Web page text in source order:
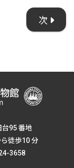
次
95 番地
徒歩10 分
3658